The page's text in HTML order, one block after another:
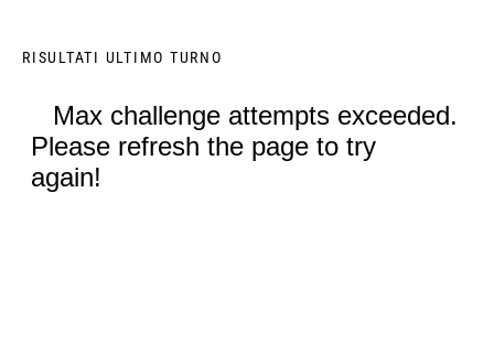
RISULTATI ULTIMO TURNO